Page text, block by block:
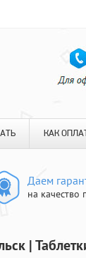
КАК
Даем
на качество
|